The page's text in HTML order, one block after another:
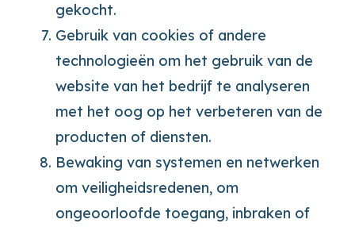
gekocht.
Gebruik van cookies of andere
technologieën om het gebruik van de
website van het bedrijf te analyseren
met het oog op het verbeteren van de
producten of diensten.
Bewaking van systemen en netwerken
om veiligheidsredenen, om
ongeoorloofde toegang, inbraken of